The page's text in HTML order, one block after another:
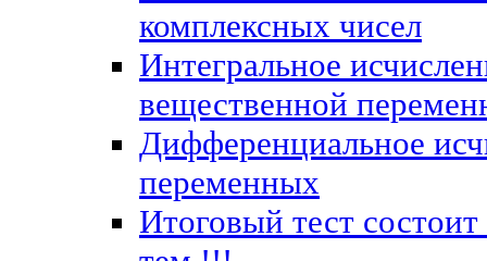
комплексных чисел
Интегральное
вещественной
Дифференциальное
переменных
Итоговый тест